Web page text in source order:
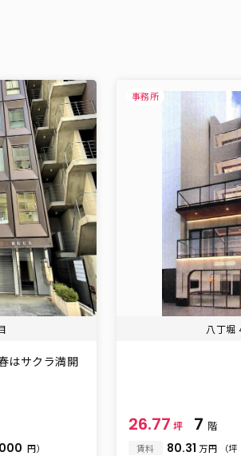
はサクラ満開
円）
事務所
八丁堀
26.77 坪 7 階
賃料 80.31 万円 （坪